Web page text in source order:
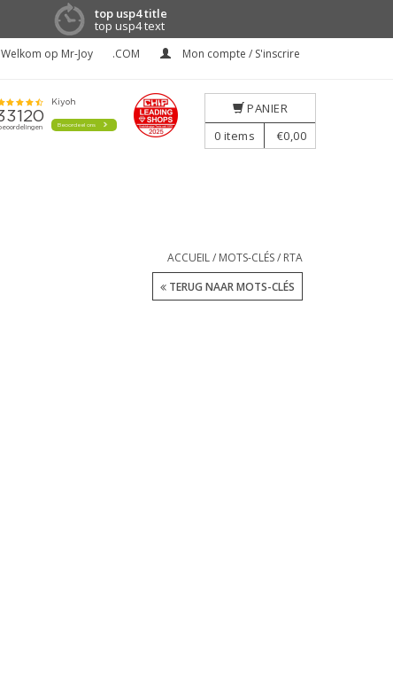
top usp4 title
top usp4 text
Welkom op Mr-Joy .COM Mon compte / S'inscrire
PANIER
0 items €0,00
ACCUEIL/ MOTS-CLÉS/ RTA
TERUG NAAR MOTS-CLÉS